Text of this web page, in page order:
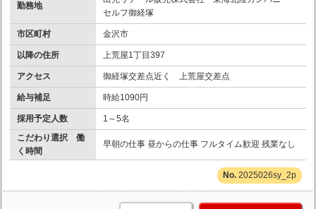
勤務地
セルフ御経塚
市区町村 金沢市
以降の住所 上荒屋1丁目397
アクセス 御経塚交差点近く 上荒屋交差点
給与補足 時給1090円
採用予定人数
1～5名
こだわり選択 働
く時間
早朝の仕事 昼からの仕事 フルタイム歓迎 残業なし
2025026sy_2p